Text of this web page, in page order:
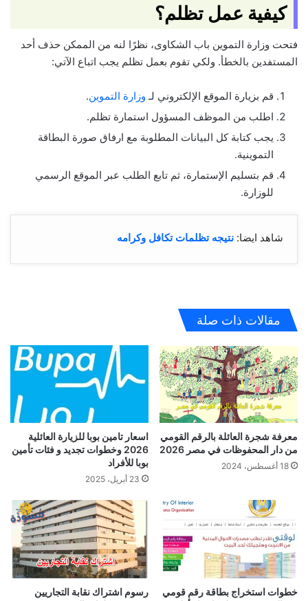
كيفية عمل تظلم؟
فتحت وزارة التموين باب الشكاوى، نظرًا لنه من الممكن حذف أحد
المستفدين بالخطأ. ولكي تقوم بعمل تظلم يجب اتباع الآتي:
قم بزيارة الموقع الإلكتروني لـ وزارة التموين.
اطلب من الموظف المسؤول استمارة تظلم.
يجب كتابة كل البيانات المطلوبة مع ارفاق صورة البطاقة
التموينية.
قم بتسليم الإستمارة، ثم تابع الطلب عبر الموقع الرسمي
للوزارة.
شاهد ايضا: نتيجه تظلمات تكافل وكرامه
مقالات ذات صلة
معرفة شجرة العائلة بالرقم القومي
من دار المحفوظات في مصر 2026
18 أغسطس، 2024
اسعار تامين بوبا للزيارة العائلية
2026 وخطوات تجديد و فئات تأمين
بوبا للأفراد
23 أبريل، 2025
خطوات استخراج بطاقة رقم قومي
رسوم اشتراك نقابة التجاريين